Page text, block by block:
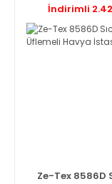
İndirimli
Ze-Tex 8586D